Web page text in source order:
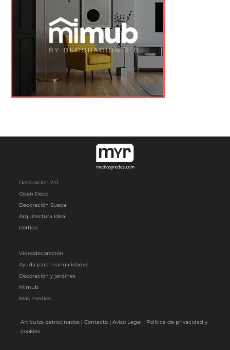
Decoracion 2.0
Open Deco
Decoración Sueca
Arquitectura Ideal
Pórtico
Videodecoración
Ayuda para manualidades
Decoración y jardines
Mimub
Más medios
Artículos patrocinados |Contacto |Aviso Legal | Política de privacidad y
cookies